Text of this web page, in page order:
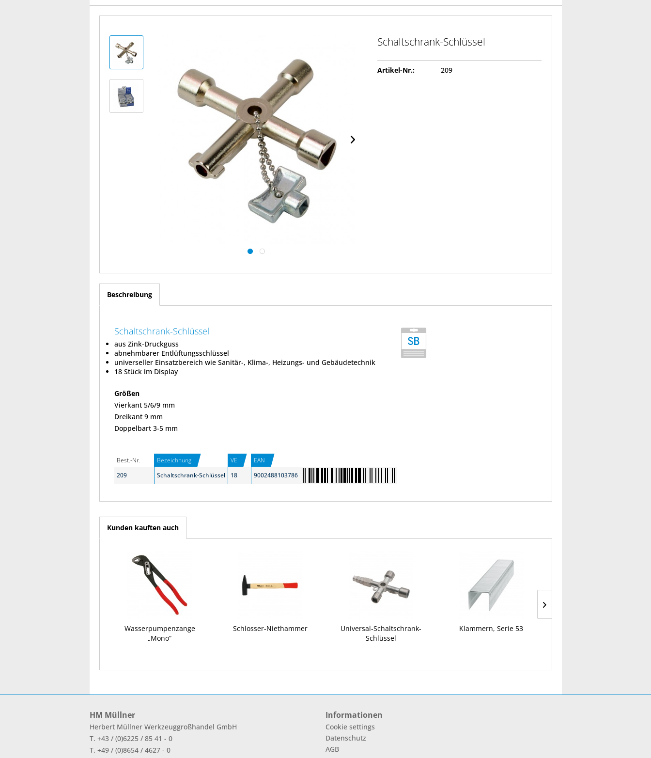
Schaltschrank-Schlüssel
Artikel-Nr.: 209
Beschreibung
Schaltschrank-Schlüssel
aus Zink-Druckguss
abnehmbarer Entlüftungsschlüssel
universeller Einsatzbereich wie Sanitär-, Klima-, Heizungs- und Gebäudetechnik
18 Stück im Display
Größen
Vierkant 5/6/9 mm
Dreikant 9 mm
Doppelbart 3-5 mm
Best.-Nr. Bezeichnung VE
EAN
209
Schaltschrank-Schlüssel 18 9002488103786
Kunden kauften auch
Wasserpumpenzange
„Mono“
Schlosser-Niethammer
Universal-Schaltschrank-
Schlüssel
Klammern, Serie 53
HM Müllner
Herbert Müllner Werkzeuggroßhandel GmbH
T. +43 / (0)6225 / 85 41 - 0
T. +49 / (0)8654 / 4627 - 0
Informationen
Cookie settings
Datenschutz
AGB